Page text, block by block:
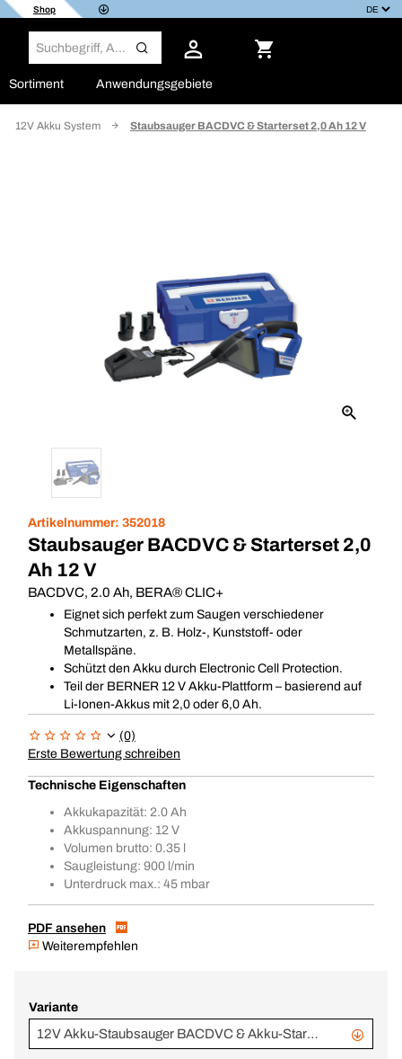
Shop
Sortiment Anwendungsgebiete
12V Akku System Staubsauger BACDVC & Starterset 2,0 Ah 12 V
Artikelnummer: 352018
Staubsauger BACDVC & Starterset 2,0
Ah 12 V
BACDVC, 2.0 Ah, BERA® CLIC+
Eignet sich perfekt zum Saugen verschiedener
Schmutzarten, z. B. Holz-, Kunststoff- oder
Metallspäne.
Schützt den Akku durch Electronic Cell Protection.
Teil der BERNER 12 V Akku-Plattform – basierend auf
Li-Ionen-Akkus mit 2,0 oder 6,0 Ah.
(0)
Erste Bewertung schreiben
Technische Eigenschaften
Akkukapazität: 2.0 Ah
Akkuspannung: 12 V
Volumen brutto: 0.35 l
Saugleistung: 900 l/min
Unterdruck max.: 45 mbar
PDF ansehen
Weiterempfehlen
Variante
12V Akku-Staubsauger BACDVC & Akku-Starterset 2,0 Ah, im BERA® CLIC+